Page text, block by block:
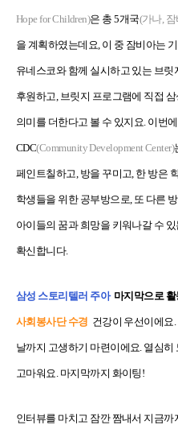
Hope for Children)은 총 5개국(가나,
을 계획하였는데요, 이 중 잠비아는
유네스코와 함께 실시하고 있는 브
후원하고, 브릿지 프로그램에 직접
의미를 더한다고 볼 수 있지요. 이번
CDC(Community Development Center)
페인트칠하고, 방을 꾸미고, 한 방은
학생들을 위한 공부방으로, 또 다른
아이들의 꿈과 희망을 키워나갈 수
확신합니다.
삼성 스토리텔러 주아 마지막으로
사회봉사단 수경 건강이 우선이에요
날까지 고생하기 마련이에요. 열심
고마워요. 마지막까지 화이팅!
인터뷰를 마치고 잠깐 짬내서 지금